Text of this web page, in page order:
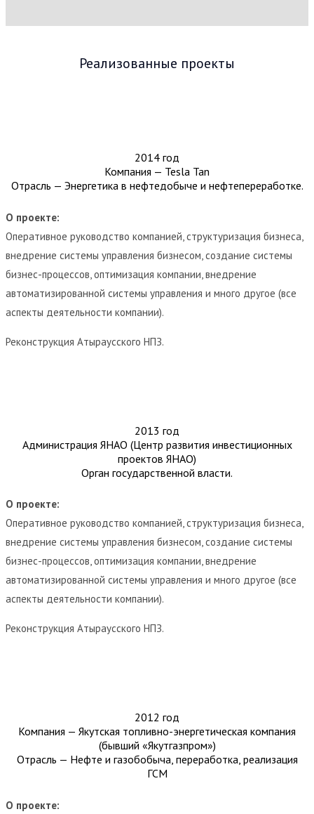
Реализованные проекты
2014 год
Компания — Tesla Tan
Отрасль — Энергетика в нефтедобыче и нефтепереработке.
О проекте:
Оперативное руководство компанией, структуризация бизнеса,
внедрение системы управления бизнесом, создание системы
бизнес-процессов, оптимизация компании, внедрение
автоматизированной системы управления и много другое (все
аспекты деятельности компании).
Реконструкция Атыраусского НПЗ.
2013 год
Администрация ЯНАО (Центр развития инвестиционных
проектов ЯНАО)
Орган государственной власти.
О проекте:
Оперативное руководство компанией, структуризация бизнеса,
внедрение системы управления бизнесом, создание системы
бизнес-процессов, оптимизация компании, внедрение
автоматизированной системы управления и много другое (все
аспекты деятельности компании).
Реконструкция Атыраусского НПЗ.
2012 год
Компания — Якутская топливно-энергетическая компания
(бывший «Якутгазпром»)
Отрасль — Нефте и газобобыча, переработка, реализация
ГСМ
О проекте: